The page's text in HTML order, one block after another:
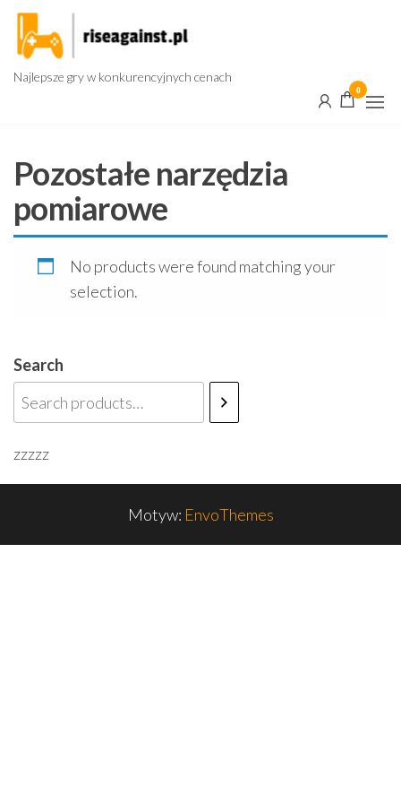
Przejdź
treści
Najlepsze gry w konkurencyjnych cenach
0
Pozostałe narzędzia
pomiarowe
No products were found matching your
selection.
Search
zzzzz
Motyw: EnvoThemes